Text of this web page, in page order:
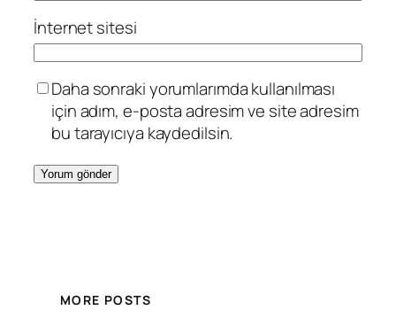
İnternet sitesi
Daha sonraki yorumlarımda kullanılması
için adım, e-posta adresim ve site adresim
bu tarayıcıya kaydedilsin.
MORE POSTS